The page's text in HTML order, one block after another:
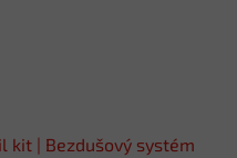
kit | Bezdušový systém